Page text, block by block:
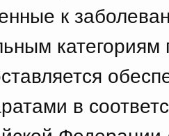
к
категориям
в